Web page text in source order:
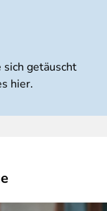
sich getäuscht
hier.